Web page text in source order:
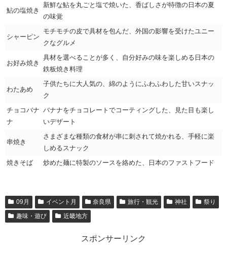
鮎の塩焼き
新鮮な鮎を丸ごと塩で焼いた、香ばしさが特徴の日本の夏
の味覚
シャーピン
モチモチの皮で具材を包んだ、外国の影響を受けたユニー
クなグルメ
お好み焼き
具材を選べることが多く、自分好みの味を楽しめる日本の
鉄板焼き料理
わたあめ
子供たちに大人気の、綿のようにふわふわした甘いスナッ
ク
チョコバナ
ナ
バナナをチョコレートでコーティングした、見た目も楽し
いデザート
串焼き
さまざまな種類の食材が串に刺されて焼かれる、手軽に楽
しめるスナック
焼きそば
炒めた麺に特製のソースを絡めた、日本のファストフード
09月 イベント月 奈良県 旅行・観光 神社
祭り
趣味・遊び
近畿地方
スポンサーリンク